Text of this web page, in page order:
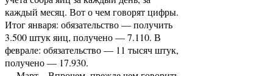
каждый месяц. Вот о чем говорят цифры.
Итог января: обязательство — получить
3.500 штук яиц, получено — 7.110. В
феврале: обязательство — 11 тысяч штук,
получено — 17.930.